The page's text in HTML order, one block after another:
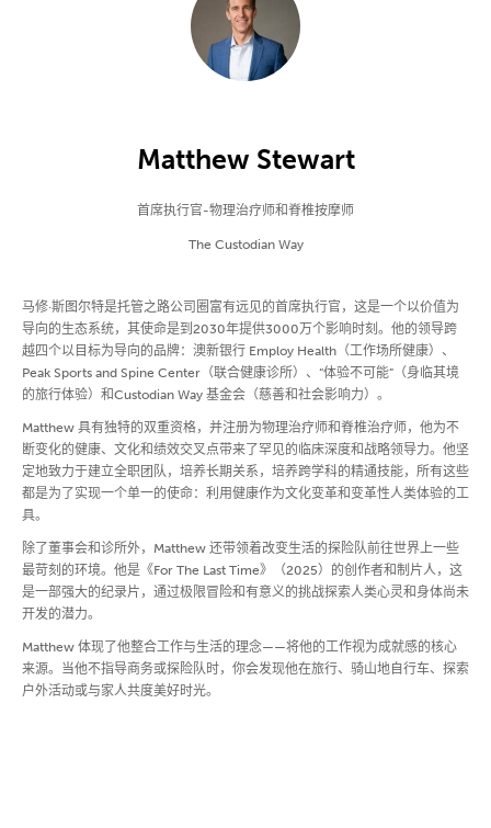
Matthew Stewart
首席执行官-物理治疗师和脊椎按摩师
The Custodian Way
马修·斯图尔特是托管之路公司圈富有远见的首席执行官，这是一个以价值为
导向的生态系统，其使命是到2030年提供3000万个影响时刻。他的领导跨
越四个以目标为导向的品牌：澳新银行 Employ Health（工作场所健康）、
Peak Sports and Spine Center（联合健康诊所）、“体验不可能”（身临其境
的旅行体验）和Custodian Way 基金会（慈善和社会影响力）。
Matthew 具有独特的双重资格，并注册为物理治疗师和脊椎治疗师，他为不
断变化的健康、文化和绩效交叉点带来了罕见的临床深度和战略领导力。他坚
定地致力于建立全职团队，培养长期关系，培养跨学科的精通技能，所有这些
都是为了实现一个单一的使命：利用健康作为文化变革和变革性人类体验的工
具。
除了董事会和诊所外，Matthew 还带领着改变生活的探险队前往世界上一些
最苛刻的环境。他是《For The Last Time》（2025）的创作者和制片人，这
是一部强大的纪录片，通过极限冒险和有意义的挑战探索人类心灵和身体尚未
开发的潜力。
Matthew 体现了他整合工作与生活的理念——将他的工作视为成就感的核心
来源。当他不指导商务或探险队时，你会发现他在旅行、骑山地自行车、探索
户外活动或与家人共度美好时光。